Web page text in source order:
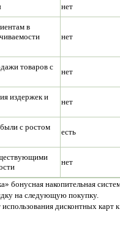
нет
в
нет
товаров с
нет
издержек и
нет
с ростом
есть
нет
бонусная накопительная
на следующую покупку.
дисконтных